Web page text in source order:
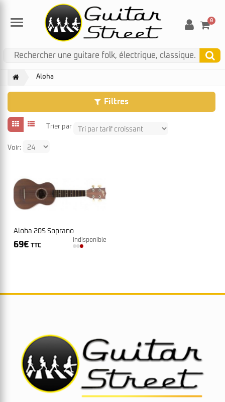
Menu 0
Aloha
Filtres
Trier par
Voir:
Aloha 20S Soprano
69€ TTC
Indisponible